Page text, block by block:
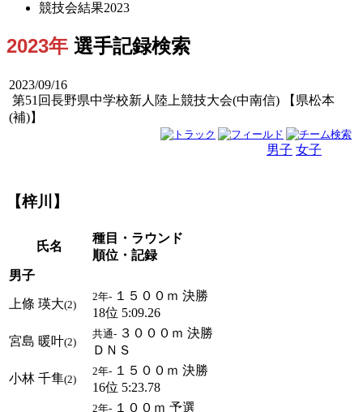
競技会結果2023
2023年 選手記録検索
2023/09/16
第51回長野県中学校新人陸上競技大会(中南信) 【県松本
(補)】
男子 女子
【梓川】
氏名
種目・ラウンド
順位・記録
男子
上條 瑛大(2)
2年- １５００ｍ 決勝
18位 5:09.26
宮島 暖叶(2)
共通- ３０００ｍ 決勝
ＤＮＳ
小林 千隼(2)
2年- １５００ｍ 決勝
16位 5:23.78
2年- １００ｍ 予選